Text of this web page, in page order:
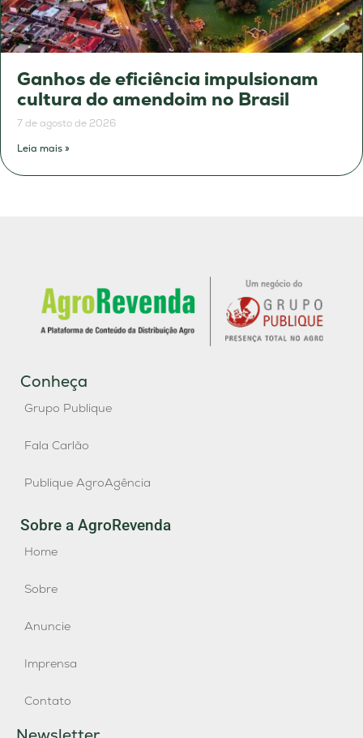
Ganhos de eficiência impulsionam
cultura do amendoim no Brasil
7 de agosto de 2026
Leia mais »
Conheça
Grupo Publique
Fala Carlão
Publique AgroAgência
Sobre a AgroRevenda
Home
Sobre
Anuncie
Imprensa
Contato